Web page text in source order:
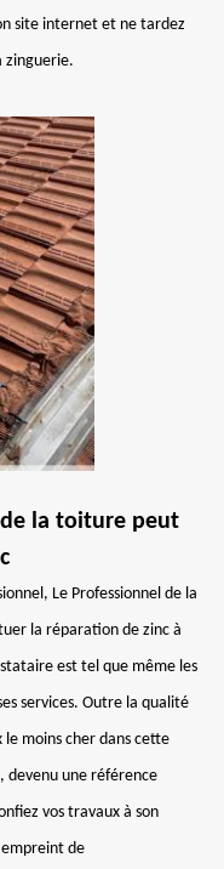
site internet et ne tardez
zinguerie.
de la toiture peut
Le Professionnel de la
la réparation de zinc à
est tel que même les
services. Outre la qualité
moins cher dans cette
devenu une référence
vos travaux à son
empreint de